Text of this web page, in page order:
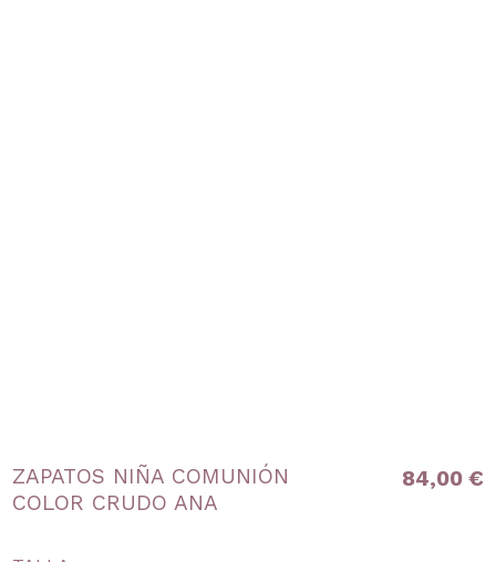
ZAPATOS NIÑA COMUNIÓN
COLOR CRUDO ANA
84,00 €